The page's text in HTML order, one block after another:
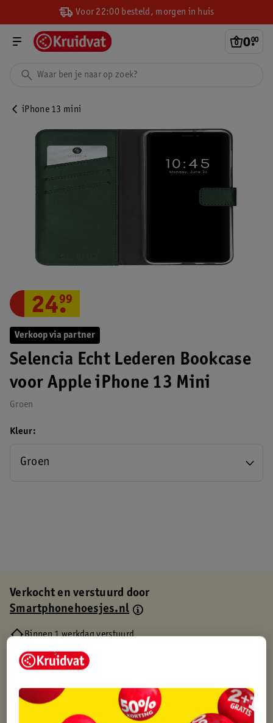
Voor 22:00 besteld, morgen in huis
0.
00
iPhone 13 mini
Verkoop via partner
Selencia Echt Lederen Bookcase
voor Apple iPhone 13 Mini
Groen
24.
99
Kleur
Groen
Verkocht en verstuurd door
Smartphonehoesjes.nl
Binnen 1 werkdag verstuurd
Gratis thuisbezorgd
Gratis retourneren via verkooppartner.